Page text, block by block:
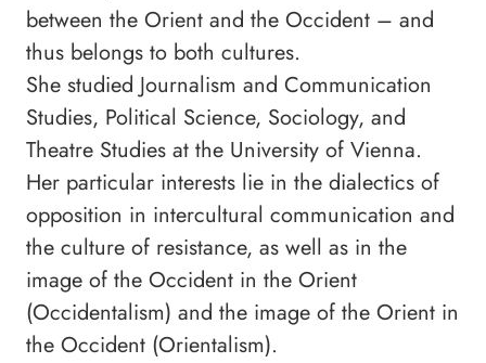
between the Orient and the Occident – and
thus belongs to both cultures.
She studied Journalism and Communication
Studies, Political Science, Sociology, and
Theatre Studies at the University of Vienna.
Her particular interests lie in the dialectics of
opposition in intercultural communication and
the culture of resistance, as well as in the
image of the Occident in the Orient
(Occidentalism) and the image of the Orient in
the Occident (Orientalism).